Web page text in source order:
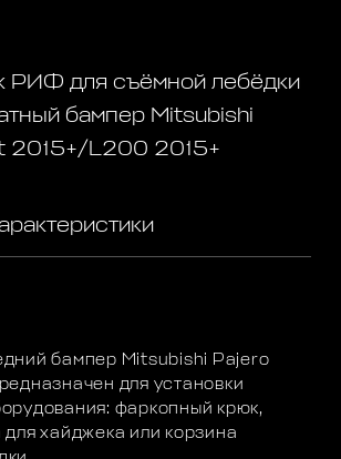
РИФ для съёмной лебёдки
бампер Mitsubishi
2015+/L200 2015+
бампер Mitsubishi Pajero
для установки
фаркопный крюк,
для хайджека или корзина